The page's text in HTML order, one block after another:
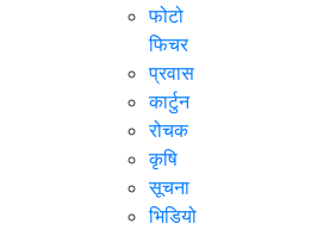
फोटो
फिचर
प्रवास
कार्टुन
रोचक
कृषि
सूचना
भिडियो